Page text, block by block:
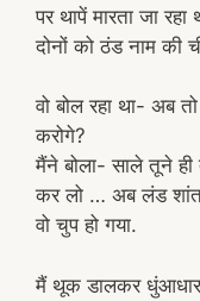
पर थापें मारता जा
दोनों को ठंड नाम की
वो बोल रहा था- अब
करोगे?
मैंने बोला- साले तूने ही
कर लो … अब लंड शांत
वो चुप हो गया.
मैं थूक डालकर धुंआधार